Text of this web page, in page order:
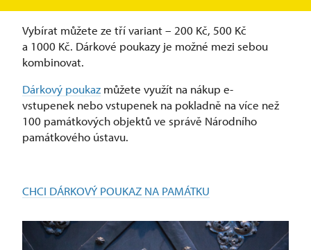
potěší nejen příznivce hradů a zámků.
Vybírat můžete ze tří variant –⁠ 200 Kč, 500 Kč
a 1000 Kč. Dárkové poukazy je možné mezi sebou
kombinovat.
Dárkový poukaz můžete využít na nákup e-
vstupenek nebo vstupenek na pokladně na více než
100 památkových objektů ve správě Národního
památkového ústavu.
CHCI DÁRKOVÝ POUKAZ NA PAMÁTKU